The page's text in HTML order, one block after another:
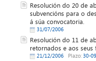
Resolución do 20 de
subvencións para o
á súa convocatoria.
31/07/2006
Resolución do 11 de
retornados e aos seus
21/12/2006 Plazo: 30-